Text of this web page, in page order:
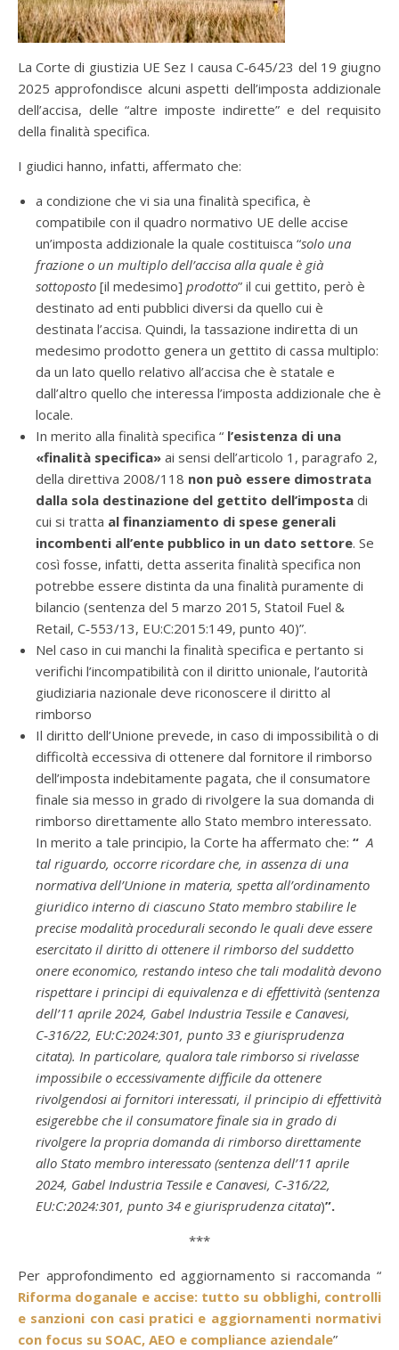
La Corte di giustizia UE Sez I causa C‑645/23 del 19 giugno
2025 approfondisce alcuni aspetti dell’imposta addizionale
dell’accisa, delle “altre imposte indirette” e del requisito
della finalità specifica.
I giudici hanno, infatti, affermato che:
a condizione che vi sia una finalità specifica, è
compatibile con il quadro normativo UE delle accise
un’imposta addizionale la quale costituisca “solo una
frazione o un multiplo dell’accisa alla quale è già
sottoposto [il medesimo] prodotto” il cui gettito, però è
destinato ad enti pubblici diversi da quello cui è
destinata l’accisa. Quindi, la tassazione indiretta di un
medesimo prodotto genera un gettito di cassa multiplo:
da un lato quello relativo all’accisa che è statale e
dall’altro quello che interessa l’imposta addizionale che è
locale.
In merito alla finalità specifica “ l’esistenza di una
«finalità specifica» ai sensi dell’articolo 1, paragrafo 2,
della direttiva 2008/118 non può essere dimostrata
dalla sola destinazione del gettito dell’imposta di
cui si tratta al finanziamento di spese generali
incombenti all’ente pubblico in un dato settore. Se
così fosse, infatti, detta asserita finalità specifica non
potrebbe essere distinta da una finalità puramente di
bilancio (sentenza del 5 marzo 2015, Statoil Fuel &
Retail, C‑553/13, EU:C:2015:149, punto 40)”.
Nel caso in cui manchi la finalità specifica e pertanto si
verifichi l’incompatibilità con il diritto unionale, l’autorità
giudiziaria nazionale deve riconoscere il diritto al
rimborso
Il diritto dell’Unione prevede, in caso di impossibilità o di
difficoltà eccessiva di ottenere dal fornitore il rimborso
dell’imposta indebitamente pagata, che il consumatore
finale sia messo in grado di rivolgere la sua domanda di
rimborso direttamente allo Stato membro interessato.
In merito a tale principio, la Corte ha affermato che: “A
tal riguardo, occorre ricordare che, in assenza di una
normativa dell’Unione in materia, spetta all’ordinamento
giuridico interno di ciascuno Stato membro stabilire le
precise modalità procedurali secondo le quali deve essere
esercitato il diritto di ottenere il rimborso del suddetto
onere economico, restando inteso che tali modalità devono
rispettare i principi di equivalenza e di effettività (sentenza
dell’11 aprile 2024, Gabel Industria Tessile e Canavesi,
C‑316/22, EU:C:2024:301, punto 33 e giurisprudenza
citata). In particolare, qualora tale rimborso si rivelasse
impossibile o eccessivamente difficile da ottenere
rivolgendosi ai fornitori interessati, il principio di effettività
esigerebbe che il consumatore finale sia in grado di
rivolgere la propria domanda di rimborso direttamente
allo Stato membro interessato (sentenza dell’11 aprile
2024, Gabel Industria Tessile e Canavesi, C‑316/22,
EU:C:2024:301, punto 34 e giurisprudenza citata)”.
***
Per approfondimento ed aggiornamento si raccomanda “
Riforma doganale e accise: tutto su obblighi, controlli
e sanzioni con casi pratici e aggiornamenti normativi
con focus su SOAC, AEO e compliance aziendale”